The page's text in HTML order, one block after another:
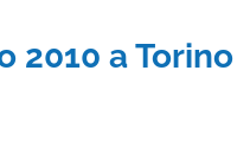
2010 a Torino